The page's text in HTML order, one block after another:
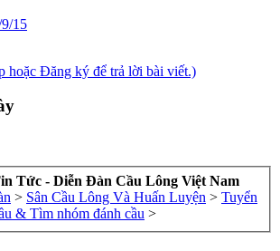
15
hoặc Đăng ký để trả lời bài viết.)
Tức - Diễn Đàn Cầu Lông Việt Nam
> Sân Cầu Lông Và Huấn Luyện > Tuyển
& Tìm nhóm đánh cầu >